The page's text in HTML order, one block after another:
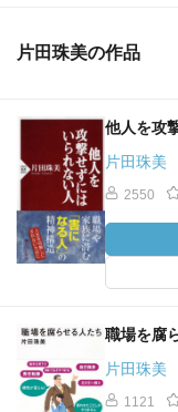
片田珠美の作品
他人を攻
片田珠美
2550
職場を腐
片田珠美
1121